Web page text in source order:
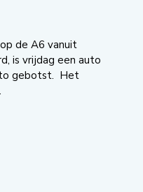
de A6 vanuit
is vrijdag een auto
gebotst. Het